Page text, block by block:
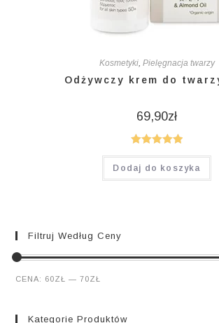
Kosmetyki, Pielęgnacja twarzy
Odżywczy krem do
69,90zł
Oceniono
5.00na 5
Dodaj do koszyka
Filtruj Według Ceny
Cena
Cena
CENA: 60ZŁ —70ZŁ
Kategorie Produktów